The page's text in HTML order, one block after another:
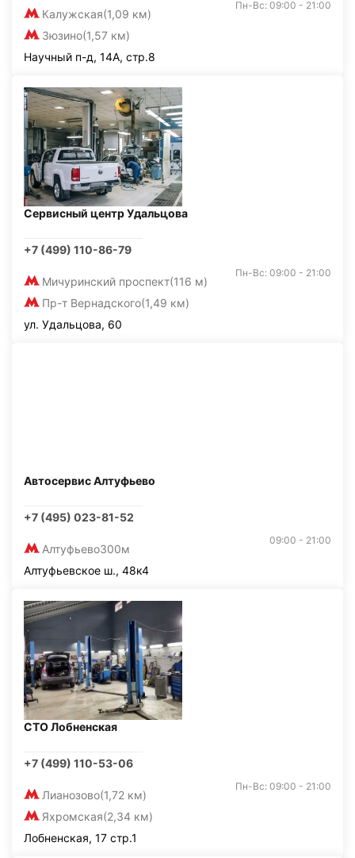
Калужская(1,09 км)
Зюзино(1,57 км)
Пн-Вс: 09:00 - 21:00
Научный п-д, 14А, стр.8
Сервисный центр Удальцова
+7 (499) 110-86-79
Мичуринский проспект(116 м)
Пр-т Вернадского(1,49 км)
Пн-Вс: 09:00 - 21:00
ул. Удальцова, 60
Автосервис Алтуфьево
+7 (495) 023-81-52
Алтуфьево300м
09:00 - 21:00
Алтуфьевское ш., 48к4
СТО Лобненская
+7 (499) 110-53-06
Лианозово(1,72 км)
Яхромская(2,34 км)
Пн-Вс: 09:00 - 21:00
Лобненская, 17 стр.1